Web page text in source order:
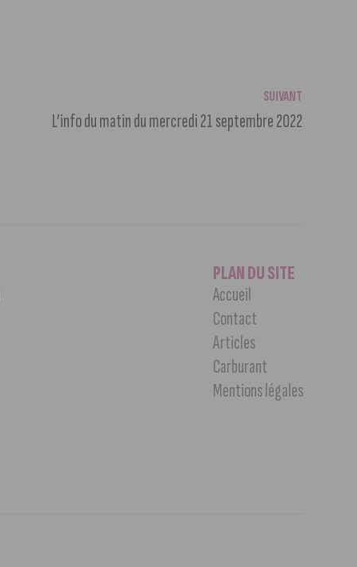
SUIVANT
L’info du matin du mercredi 21 septembre 2022
PLAN DU SITE
Accueil
Contact
Articles
Carburant
Mentions légales